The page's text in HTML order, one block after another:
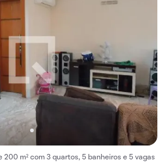
200 m² com 3 quartos, 5 banheiros e 5 vagas